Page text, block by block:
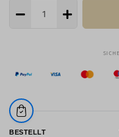
BESTELLT